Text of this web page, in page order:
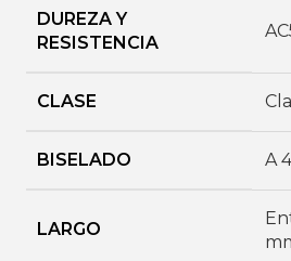
DUREZA Y
RESISTENCIA
CLASE
BISELADO A
LARGO